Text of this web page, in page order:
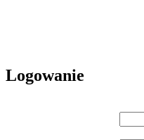
Logowanie